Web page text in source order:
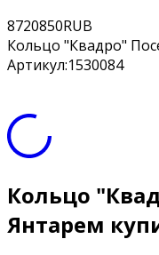
8720850RUB
Кольцо "Квадро"
Артикул:1530084
Кольцо
Янтарем